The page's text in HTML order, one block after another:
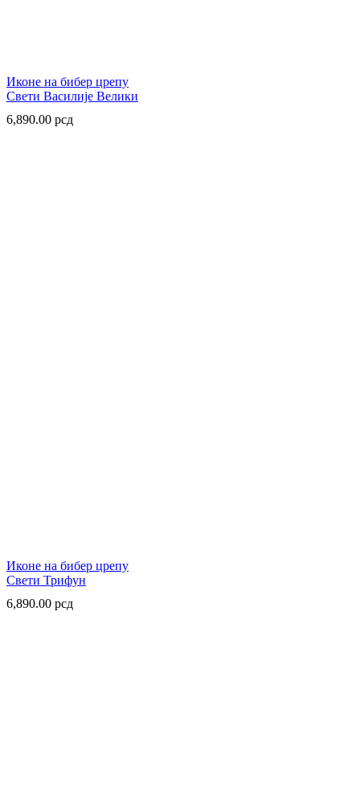
Иконе на бибер црепу
Свети Василије Велики
6,890.00 рсд
Иконе на бибер црепу
Свети Трифун
6,890.00 рсд